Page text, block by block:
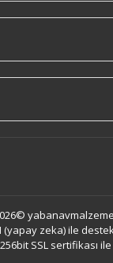
(yapay zeka) ile
SSL sertifikası